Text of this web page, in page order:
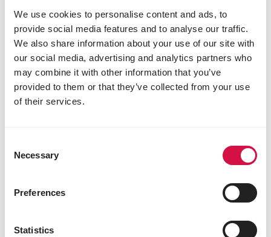
We use cookies to personalise content and ads, to
provide social media features and to analyse our traffic.
We also share information about your use of our site with
our social media, advertising and analytics partners who
may combine it with other information that you’ve
provided to them or that they’ve collected from your use
of their services.
Selection
Necessary
Preferences
Statistics
MARIMAN
Ruimengeling met gele cribsmaïs en veel
kleine zaden om de duiven in ideale